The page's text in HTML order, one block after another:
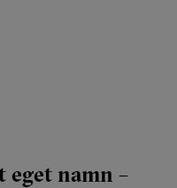
namn –